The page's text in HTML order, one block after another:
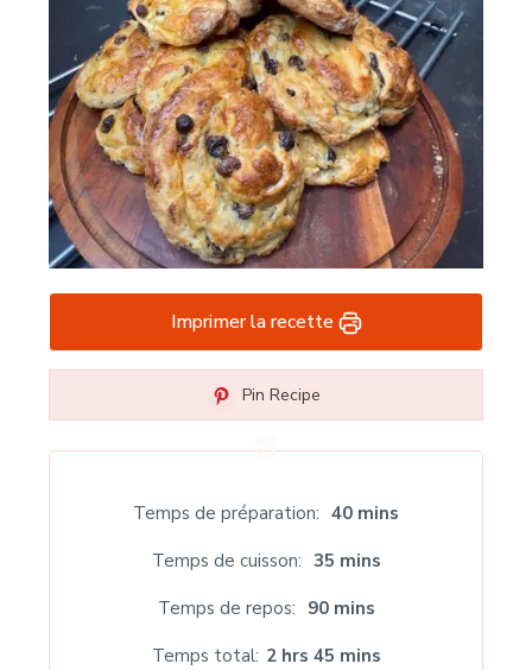
Imprimer la recette
Pin Recipe
Temps de préparation
40 mins
Temps de cuisson
35 mins
Temps de repos
90 mins
Temps total 2 hrs 45 mins